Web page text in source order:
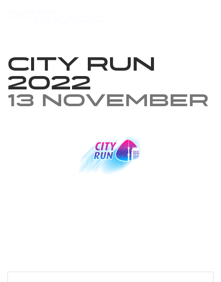
City Run
2022
13 November